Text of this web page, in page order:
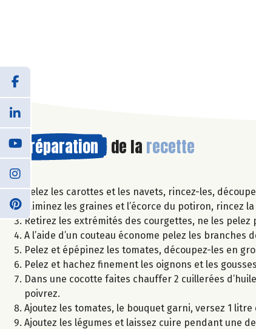
Préparation de la recette
Pelez les carottes et les navets, rincez-les,
Eliminez les graines et l’écorce du potiron, rincez
Retirez les extrémités des courgettes, ne les pelez
A l’aide d’un couteau économe pelez les
Pelez et épépinez les tomates, découpez-les en
Pelez et hachez finement les oignons et les gousses
Dans une cocotte faites chauffer 2 cuillerées
poivrez.
Ajoutez les tomates, le bouquet garni, versez 1
Ajoutez les légumes et laissez cuire pendant une